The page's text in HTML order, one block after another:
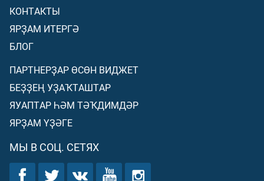
КОНТАКТЫ
ЯРҘАМ ИТЕРГӘ
БЛОГ
ПАРТНЕРҘАР ӨСӨН ВИДЖЕТ
БЕҘҘЕҢ УҘАҠТАШТАР
ЯУАПТАР ҺӘМ ТӘҠДИМДӘР
ЯРҘАМ ҮҘӘГЕ
МЫ В СОЦ. СЕТЯХ